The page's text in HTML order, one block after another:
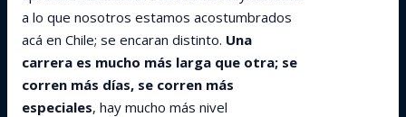
a lo que nosotros estamos acostumbrados
acá en Chile; se encaran distinto. Una
carrera es mucho más larga que otra; se
corren más días, se corren más
especiales, hay mucho más nivel